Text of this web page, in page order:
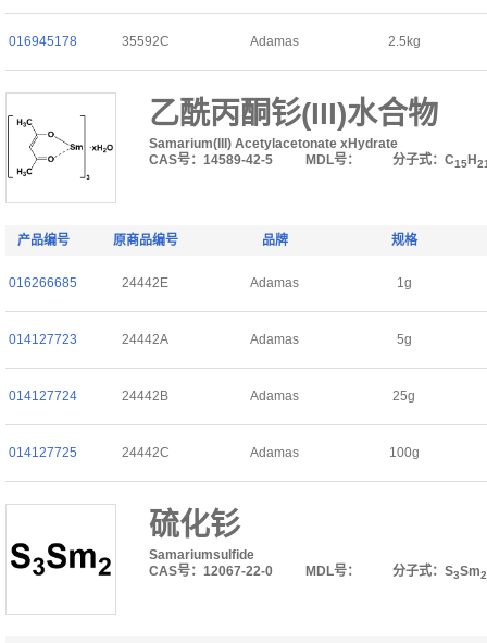
016945178 35592C Adamas 2.5kg
乙酰丙酮钐(III)水合物
Samarium(III) Acetylacetonate xHydrate
CAS号：14589-42-5
MDL号： 分子式：C15H
产品编号 原商品编号 品牌 规格
016266685 24442E Adamas 1g
014127723 24442A Adamas 5g
014127724 24442B Adamas 25g
014127725 24442C Adamas 100g
硫化钐
Samariumsulfide
CAS号：12067-22-0
MDL号： 分子式：S3Sm2